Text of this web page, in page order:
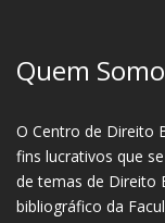
Quem
O Centro de Direito
fins lucrativos que
de temas de Direito
bibliográfico da